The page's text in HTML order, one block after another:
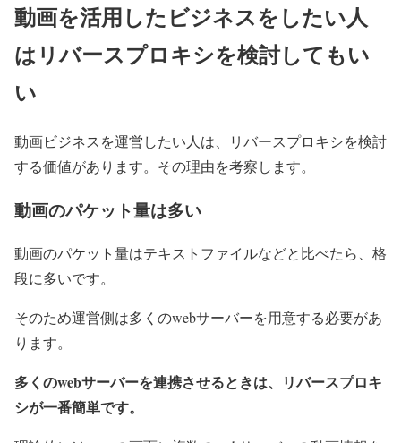
動画を活用したビジネスをしたい人
はリバースプロキシを検討してもい
い
動画ビジネスを運営したい人は、リバースプロキシを検討
する価値があります。その理由を考察します。
動画のパケット量は多い
動画のパケット量はテキストファイルなどと比べたら、格
段に多いです。
そのため運営側は多くのwebサーバーを用意する必要があ
ります。
多くのwebサーバーを連携させるときは、リバースプロキ
シが一番簡単です。